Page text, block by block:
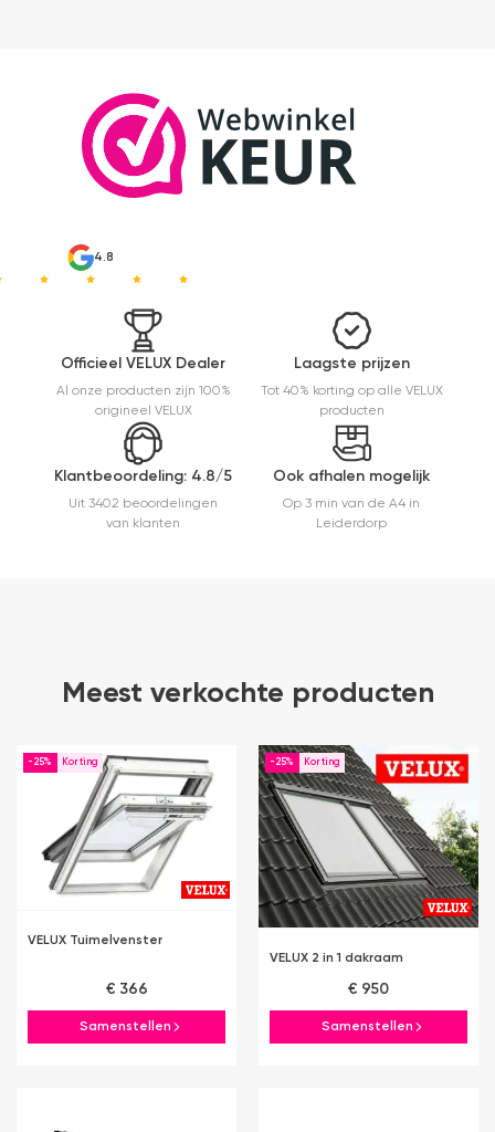
4.8
Officieel VELUX Dealer
Al onze producten zijn 100%
origineel VELUX
Laagste prijzen
Tot 40% korting op alle VELUX
producten
Klantbeoordeling: 4.8/5
Uit 3402 beoordelingen
van klanten
Ook afhalen mogelijk
Op 3 min van de A4 in
Leiderdorp
Meest verkochte producten
-25%
VELUX Tuimelvenster
€ 366
Samenstellen
-25%
VELUX 2 in 1 dakraam
€ 950
Samenstellen